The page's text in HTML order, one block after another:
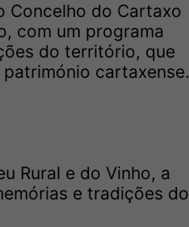
Concelho do Cartaxo
com um programa
do território, que
cartaxense.
Rural e do Vinho, a
e tradições do